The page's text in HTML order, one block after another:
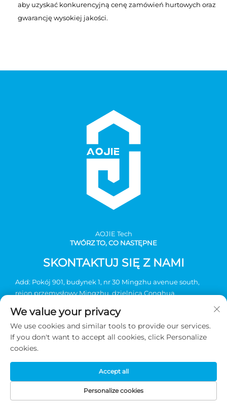
aby uzyskać konkurencyjną cenę zamówień hurtowych oraz
gwarancję wysokiej jakości.
AOJlE Tech
TWÓRZ TO, CO NASTĘPNE
SKONTAKTUJ SIĘ Z NAMI
Add: Pokój 901, budynek 1, nr 30 Mingzhu avenue south,
rejon przemysłowy Mingzhu, dzielnica Conghua,
+86-2036031688 nr wewnętrzny 8048
E-mail:[email protected]
Prawa autorskie © 2026 Guangzhou AOJIE Science &
prywatności
We value your privacy
We use cookies and similar tools to provide our services.
If you don't want to accept all cookies, click Personalize
cookies.
Personalize cookies
Accept all